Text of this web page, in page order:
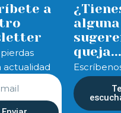
a
actualidad
alguna
Te